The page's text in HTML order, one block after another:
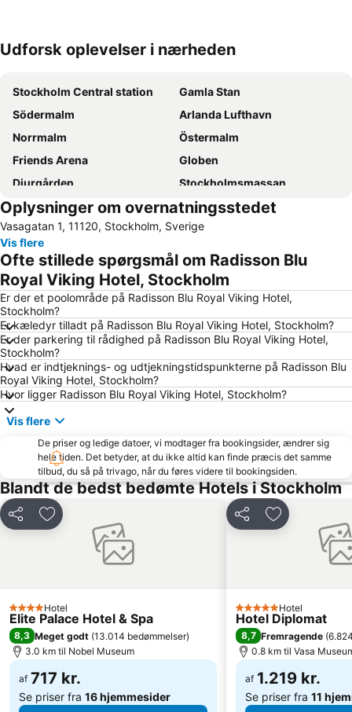
Udvid kort
Udforsk oplevelser i nærheden
Stockholm Central station
Gamla Stan
Södermalm
Arlanda Lufthavn
Norrmalm
Östermalm
Friends Arena
Globen
Djurgården
Stockholmsmassan
Cityterminalen
Sveriges Riksdag
Vasastan
Stockholms skärgård
Tele2 Arena
Bromma
Old Town Stockholm
Stockholms Stadion
Stockholm City Conference Centre
Airport Stockholm-Bromma
Kungsholmen
Vasa Museum
Fotografiska
Skansen
Solna Kyrka
Rinkeby-Kista
Stockholm Waterfront Congress Centre
Gröna Lund
Älvsjö
Spånga-Tensta
Södra Teatern
Sergels Torg
Kungsträdgården
Tegnerlunden
Skeppsholmen
Globen shopping
Berzelii Park
Östermalms Saluhall
Filmstaden Sergel
Konserthuset
Kungliga Operan
Oplysninger om overnatningsstedet
Vasagatan 1, 11120, Stockholm, Sverige
Vis flere
Ofte stillede spørgsmål om Radisson Blu
Royal Viking Hotel, Stockholm
Er der et poolområde på Radisson Blu Royal Viking Hotel,
Stockholm?
Er kæledyr tilladt på Radisson Blu Royal Viking Hotel, Stockholm?
Er der parkering til rådighed på Radisson Blu Royal Viking Hotel,
Stockholm?
Hvad er indtjeknings- og udtjekningstidspunkterne på Radisson Blu
Royal Viking Hotel, Stockholm?
Hvor ligger Radisson Blu Royal Viking Hotel, Stockholm?
Vis flere
De priser og ledige datoer, vi modtager fra bookingsider, ændrer sig
hele tiden. Det betyder, at du ikke altid kan finde præcis det samme
tilbud, du så på trivago, når du føres videre til bookingsiden.
Blandt de bedst bedømte Hotels i Stockholm
Del Føj til favoritter
4 Stjerner
Hotel
Elite Palace Hotel & Spa
8,3 Meget godt (13.014 bedømmelser)
3.0 km til Nobel Museum
af 717 kr.
Se priser fra 16 hjemmesider
Del Føj til
5 StjernerHotel
Hotel Diplomat
8,7 Fremragende (
0.8 km til Vasa
af 1.219 kr.
Se priser fra 11